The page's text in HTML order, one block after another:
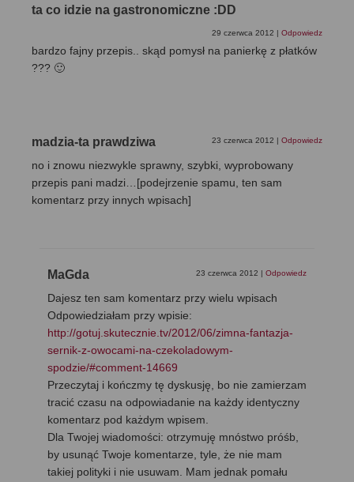
ta co idzie na gastronomiczne :DD
29 czerwca 2012 Odpowiedz
bardzo fajny przepis.. skąd pomysł na panierkę z płatków
??? 🙂
madzia-ta prawdziwa 23 czerwca 2012 Odpowiedz
no i znowu niezwykle sprawny, szybki, wyprobowany
przepis pani madzi…[podejrzenie spamu, ten sam
komentarz przy innych wpisach]
MaGda 23 czerwca 2012 Odpowiedz
Dajesz ten sam komentarz przy wielu wpisach
Odpowiedziałam przy wpisie:
http://gotuj.skutecznie.tv/2012/06/zimna-fantazja-
sernik-z-owocami-na-czekoladowym-
spodzie/#comment-14669
Przeczytaj i kończmy tę dyskusję, bo nie zamierzam
tracić czasu na odpowiadanie na każdy identyczny
komentarz pod każdym wpisem.
Dla Twojej wiadomości: otrzymuję mnóstwo próśb,
by usunąć Twoje komentarze, tyle, że nie mam
takiej polityki i nie usuwam. Mam jednak pomału